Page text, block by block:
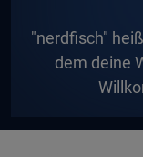
"nerdfisch"
dem deine